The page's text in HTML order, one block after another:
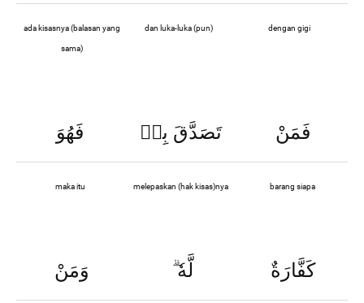
ada kisasnya (balasan yang
sama)
dan luka-luka (pun) dengan gigi
فَهُوَ تَصَدَّقَ بِهٖ فَمَنْ
maka itu melepaskan (hak kisas)nya barang siapa
وَمَنْ لَّهٗ كَفَّارَةٌ